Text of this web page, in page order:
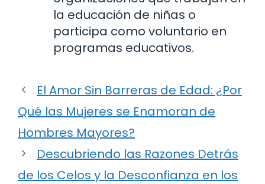
la educación de niñas o
participa como voluntario en
programas educativos.
El Amor Sin Barreras de Edad: ¿Por
Qué las Mujeres se Enamoran de
Hombres Mayores?
Descubriendo las Razones Detrás
de los Celos y la Desconfianza en los